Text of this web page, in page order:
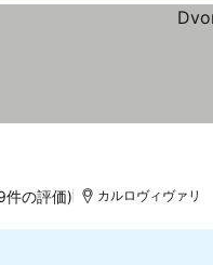
表示
件の評価) カルロヴィヴァリ